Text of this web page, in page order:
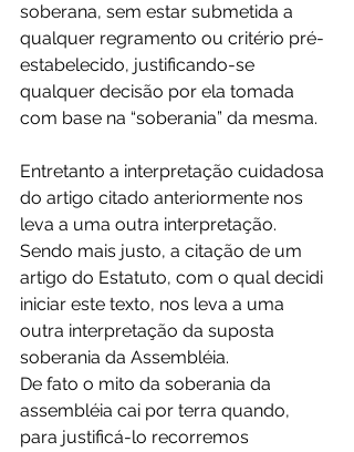
soberana, sem estar submetida a
qualquer regramento ou critério pré-
estabelecido, justificando-se
qualquer decisão por ela tomada
com base na “soberania” da mesma.
Entretanto a interpretação cuidadosa
do artigo citado anteriormente nos
leva a uma outra interpretação.
Sendo mais justo, a citação de um
artigo do Estatuto, com o qual decidi
iniciar este texto, nos leva a uma
outra interpretação da suposta
soberania da Assembléia.
De fato o mito da soberania da
assembléia cai por terra quando,
para justificá-lo recorremos